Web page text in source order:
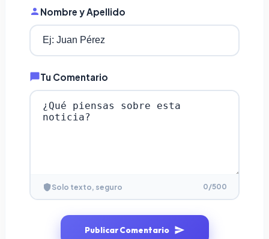
Nombre y Apellido
Tu Comentario
Solo texto, seguro 0/500
Publicar Comentario